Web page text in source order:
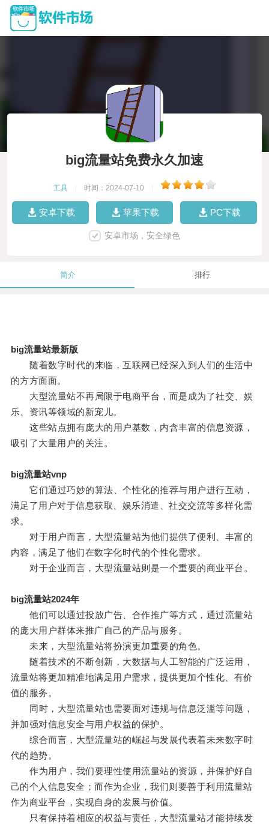
big流量站免费永久加速
工具 时间：2024-07-10
安卓下载 苹果下载 PC下载
安卓市场，安全绿色
简介 排行
big流量站最新版
随着数字时代的来临，互联网已经深入到人们的生活中
的方方面面。
大型流量站不再局限于电商平台，而是成为了社交、娱
乐、资讯等领域的新宠儿。
这些站点拥有庞大的用户基数，内含丰富的信息资源，
吸引了大量用户的关注。
big流量站vnp
它们通过巧妙的算法、个性化的推荐与用户进行互动，
满足了用户对于信息获取、娱乐消遣、社交交流等多样化需
求。
对于用户而言，大型流量站为他们提供了便利、丰富的
内容，满足了他们在数字化时代的个性化需求。
对于企业而言，大型流量站则是一个重要的商业平台。
big流量站2024年
他们可以通过投放广告、合作推广等方式，通过流量站
的庞大用户群体来推广自己的产品与服务。
未来，大型流量站将扮演更加重要的角色。
随着技术的不断创新，大数据与人工智能的广泛运用，
流量站将更加精准地满足用户需求，提供更加个性化、有价
值的服务。
同时，大型流量站也需要面对违规与信息泛滥等问题，
并加强对信息安全与用户权益的保护。
综合而言，大型流量站的崛起与发展代表着未来数字时
代的趋势。
作为用户，我们要理性使用流量站的资源，并保护好自
己的个人信息安全；而作为企业，我们则要善于利用流量站
作为商业平台，实现自身的发展与价值。
只有保持着相应的权益与责任，大型流量站才能持续发